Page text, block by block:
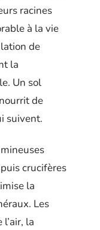
racines
à la vie
de
la
Un sol
de
suivent.
crucifères
la
Les
la